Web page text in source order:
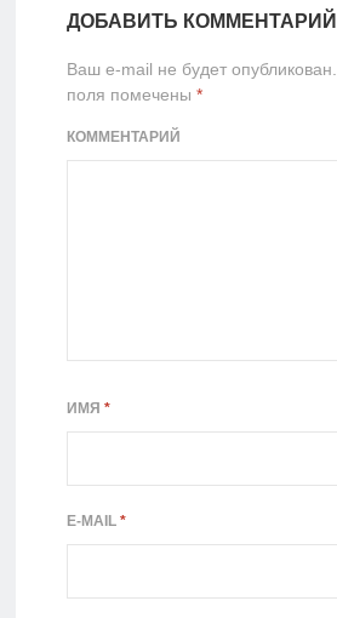
ДОБАВИТЬ КОММЕНТАРИЙ
Ваш e-mail не будет опубликован.
поля помечены *
КОММЕНТАРИЙ
ИМЯ *
E-MAIL *